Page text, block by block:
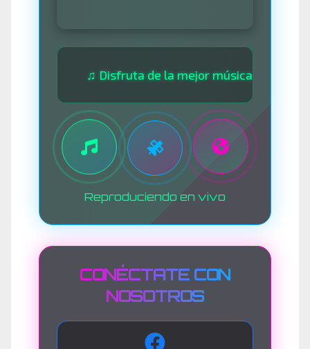
♫ Disfruta de la mejor música las 24 horas ♫ •
Reproduciendo en vivo
CONÉCTATE CON
NOSOTROS